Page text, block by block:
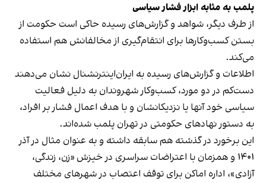
پلمب به مثابه ابزار فشار سیاسی
از طرف دیگر، شواهد و گزارش‌های رسیده حاکی است حکومت از
بستن کسب‌وکارها برای انتقام‌گیری از مخالفانش هم استفاده
می‌کند.
اطلاعات و گزارش‌های رسیده به ایران‌اینترنشنال نشان می‌دهند
دست‌کم در دو مورد، کسب‌وکار شهروندان به دلیل فعالیت
سیاسی خود آنها یا نزدیکانشان و با هدف اعمال فشار بر افراد،
به دستور نهادهای حکومتی در تهران پلمب شده‌اند.
این برخورد در گذشته هم سابقه داشته و به عنوان مثال در آذر
۱۴۰۱ و همزمان با اعتراضات سراسری در خیزش «زن، زندگی،
آزادی»، اداره اماکن برای توقف اعتصاب در شهرهای مختلف